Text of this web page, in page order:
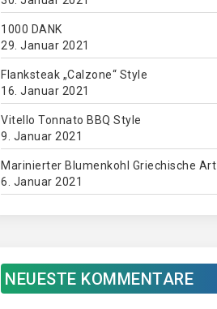
1000 DANK
29. Januar 2021
Flanksteak „Calzone“ Style
16. Januar 2021
Vitello Tonnato BBQ Style
9. Januar 2021
Marinierter Blumenkohl Griechische Art
6. Januar 2021
NEUESTE KOMMENTARE